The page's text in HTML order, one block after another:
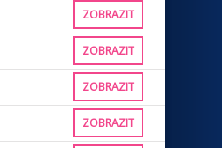
ZOBRAZIT
ZOBRAZIT
ZOBRAZIT
ZOBRAZIT